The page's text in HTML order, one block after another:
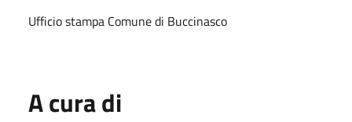
Ufficio stampa Comune di Buccinasco
A cura di